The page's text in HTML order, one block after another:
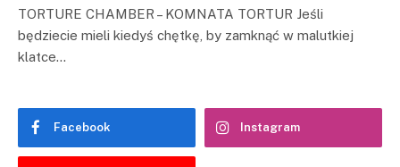
TORTURE CHAMBER – KOMNATA TORTUR Jeśli
będziecie mieli kiedyś chętkę, by zamknąć w malutkiej
klatce…
Facebook Instagram